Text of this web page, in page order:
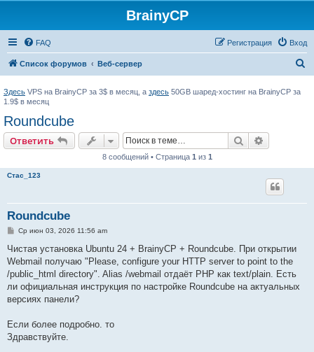
BrainyCP
FAQ Вход
Регистрация
Список форумов Веб-сервер
Здесь VPS на BrainyCP за 3$ в месяц, а здесь 50GB шаред-хостинг на BrainyCP за
1.9$ в месяц
Roundcube
Ответить Поиск
8 сообщений • Страница 1 из 1
Стас_123
Roundcube
С
о
щ
е
и
е
Ср июн 03, 2026 11:56 am
Чистая установка Ubuntu 24 + BrainyCP + Roundcube. При открытии
Webmail получаю "Please, configure your HTTP server to point to the
/public_html directory". Alias /webmail отдаёт PHP как text/plain. Есть
ли официальная инструкция по настройке Roundcube на актуальных
версиях панели?
Если более подробно. то
Здравствуйте.